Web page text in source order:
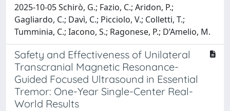
2025-10-05 Schirò, G.; Fazio, C.; Aridon, P.;
Gagliardo, C.; Davì, C.; Picciolo, V.; Colletti, T.;
Tumminia, C.; Iacono, S.; Ragonese, P.; D’Amelio, M.
Safety and Effectiveness of Unilateral
Transcranial Magnetic Resonance-
Guided Focused Ultrasound in Essential
Tremor: One-Year Single-Center Real-
World Results